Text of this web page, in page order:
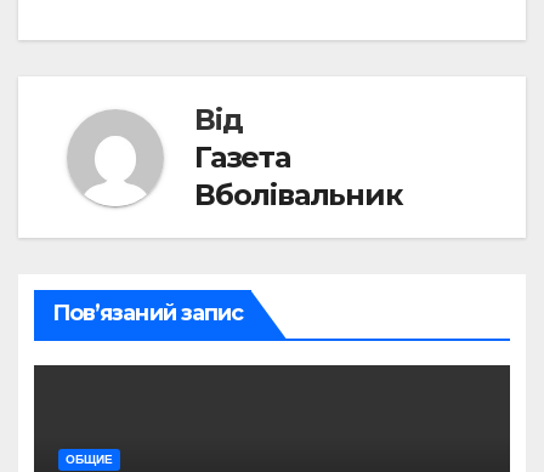
Від
Газета
Вболівальник
Пов’язаний запис
ОБЩИЕ